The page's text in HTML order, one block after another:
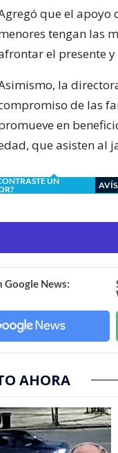
que el apoyo
tengan las
el presente
la
de las
en
que asisten al
UN
Google News:
AHORA